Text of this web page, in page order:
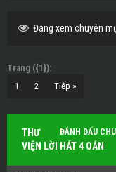
Đang xem chuyên
Trang ({1}):
1
2 Tiếp »
ĐÁNH DẤU
THƯ
VIỆN LỜI HÁT 4 OÁN